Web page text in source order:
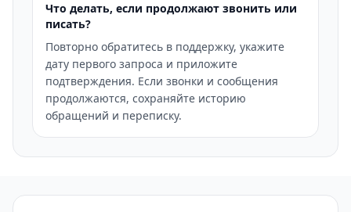
Что делать, если продолжают звонить или
писать?
Повторно обратитесь в поддержку, укажите
дату первого запроса и приложите
подтверждения. Если звонки и сообщения
продолжаются, сохраняйте историю
обращений и переписку.